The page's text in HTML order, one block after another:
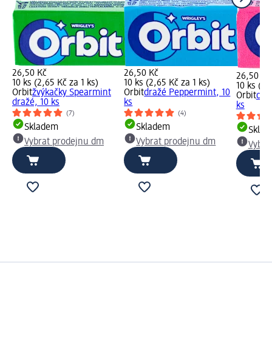
26,50 Kč
10 ks (2,65 Kč za 1 ks)
Orbitžvýkačky Spearmint
dražé, 10 ks
(7)
Skladem
Vybrat prodejnu dm
26,50 Kč
10 ks (2,65 Kč za 1 ks)
Orbitdražé Peppermint, 10
ks
(4)
Skladem
Vybrat prodejnu dm
26,50 Kč
10 ks
Orbit
ks